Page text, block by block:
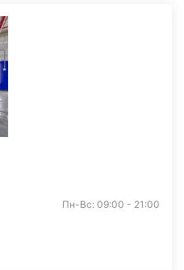
Пн-Вс: 09:00 - 21:00